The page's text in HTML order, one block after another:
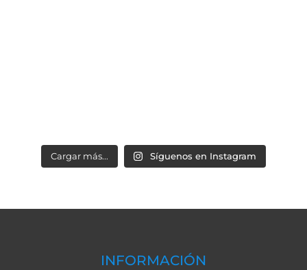
Cargar más... Síguenos en Instagram
INFORMACIÓN